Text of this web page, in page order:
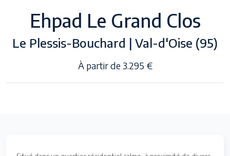
Ehpad Le Grand Clos
Le Plessis-Bouchard | Val-d'Oise (95)
À partir de 3.295 €